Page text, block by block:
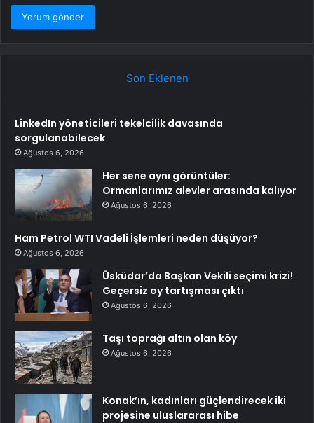
Son Eklenen
LinkedIn yöneticileri tekelcilik davasında
sorgulanabilecek
Ağustos 6, 2026
Her sene aynı görüntüler:
Ormanlarımız alevler arasında kalıyor
Ağustos 6, 2026
Ham Petrol WTI Vadeli İşlemleri neden düşüyor?
Ağustos 6, 2026
Üsküdar’da Başkan Vekili seçimi krizi!
Geçersiz oy tartışması çıktı
Ağustos 6, 2026
Taşı toprağı altın olan köy
Ağustos 6, 2026
Konak’ın, kadınları güçlendirecek iki
projesine uluslararası hibe